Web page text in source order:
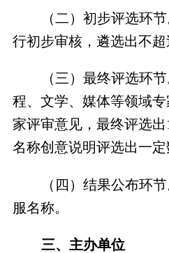
（二）初步评选环
行初步审核，遴选出不超
（三）最终评选环
程、文学、媒体等领域
家评审意见，最终评选
名称创意说明评选出一定
（四）结果公布环
服名称。
三、主办单位